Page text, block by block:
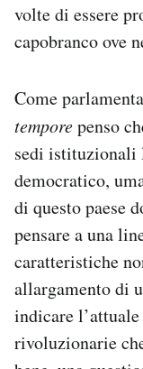
volte di essere
capobranco ove
Come
temporepenso
sedi istituzionali
democratico,
di questo paese
pensare a una
caratteristiche
allargamento di
indicare
rivoluzionarie